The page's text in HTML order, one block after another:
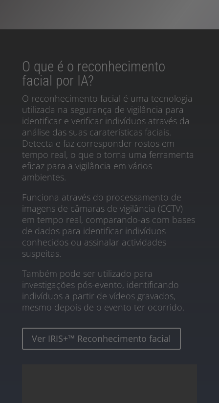
O que é o reconhecimento
facial por IA?
O reconhecimento facial é uma tecnologia
utilizada na segurança de vigilância para
identificar e verificar indivíduos através da
análise das suas caraterísticas faciais.
Detecta e faz corresponder rostos em
tempo real, o que o torna uma ferramenta
eficaz para a vigilância em vários
ambientes.
Funciona através do processamento de
imagens de câmaras de vigilância (CCTV)
em tempo real, comparando-as com bases
de dados para identificar indivíduos
conhecidos ou assinalar actividades
suspeitas.
Também pode ser utilizado para
investigações pós-evento, identificando
indivíduos a partir de vídeos gravados,
mesmo depois de o evento ter ocorrido.
Ver IRIS+™ Reconhecimento facial